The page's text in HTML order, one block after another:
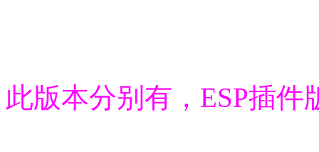
此版本分别有，ESP插